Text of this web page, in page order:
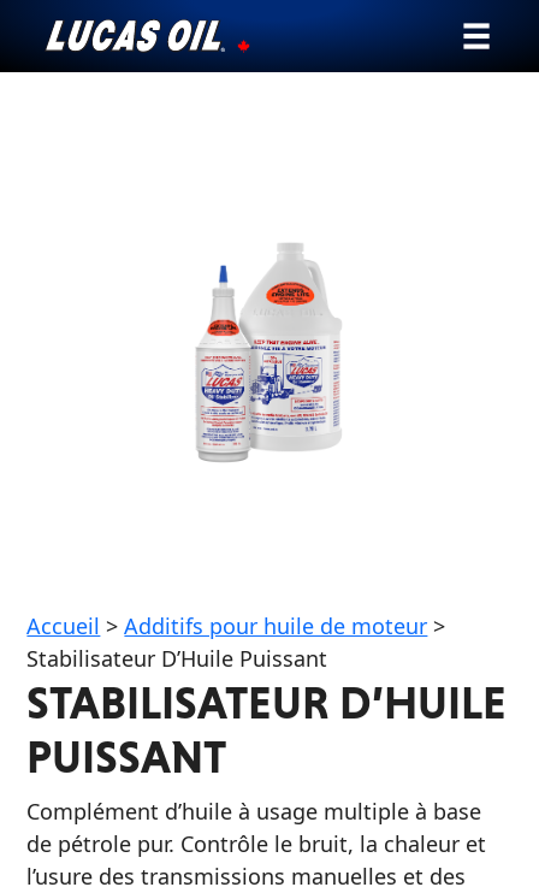
Trouver un Détaillant
Français
English
Accueil >Additifs pour huile de moteur >
Stabilisateur D’Huile Puissant
STABILISATEUR D’HUILE
PUISSANT
Complément d’huile à usage multiple à base
de pétrole pur. Contrôle le bruit, la chaleur et
l’usure des transmissions manuelles et des